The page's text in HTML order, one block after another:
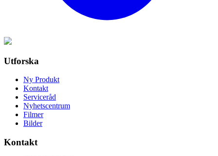
Utforska
Ny Produkt
Kontakt
Serviceråd
Nyhetscentrum
Filmer
Bilder
Kontakt